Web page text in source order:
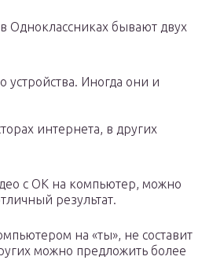
Одноклассниках бывают двух
Иногда они и
интернета, в других
с ОК на компьютер, можно
результат.
на «ты», не составит
можно предложить более